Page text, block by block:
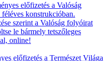
előfizetés a Valóság
konstrukcióban.
szerint a Valóság folyóirat
le bármely tetszőleges
online!
előfizetés a Természet Világa